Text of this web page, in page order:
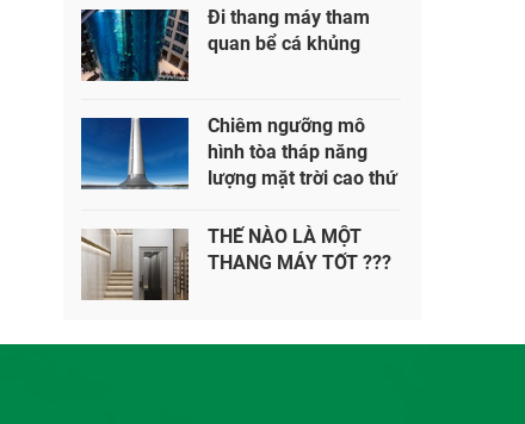
Đi thang máy tham
quan bể cá khủng
Chiêm ngưỡng mô
hình tòa tháp năng
lượng mặt trời cao thứ
THẾ NÀO LÀ MỘT
THANG MÁY TỐT ???